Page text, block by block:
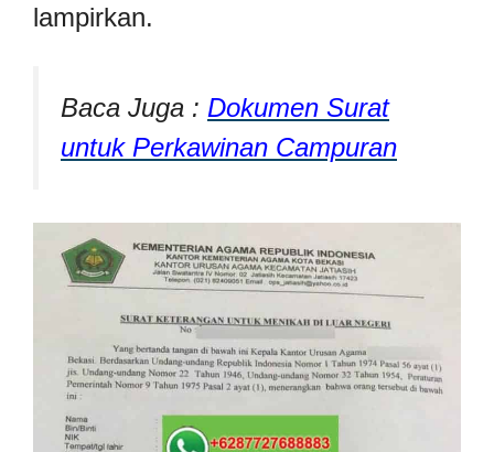
lampirkan.
Baca Juga : Dokumen Surat
untuk Perkawinan Campuran